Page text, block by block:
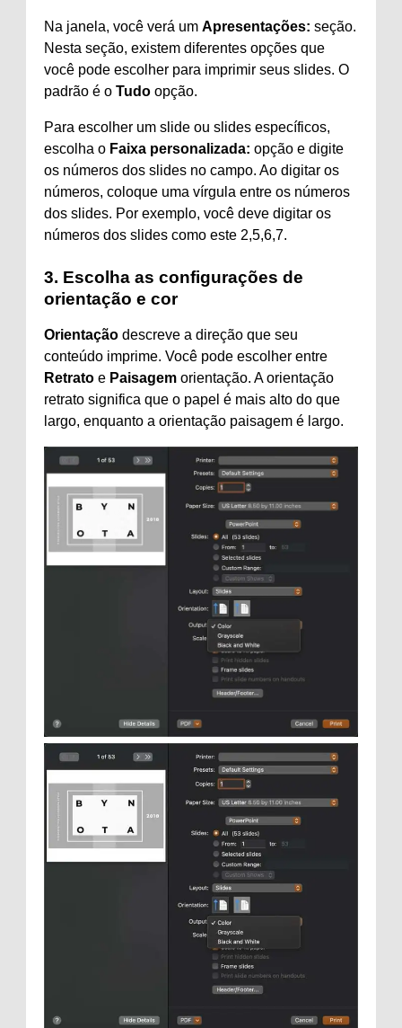
Na janela, você verá um Apresentações: seção.
Nesta seção, existem diferentes opções que
você pode escolher para imprimir seus slides. O
padrão é o Tudo opção.
Para escolher um slide ou slides específicos,
escolha o Faixa personalizada: opção e digite
os números dos slides no campo. Ao digitar os
números, coloque uma vírgula entre os números
dos slides. Por exemplo, você deve digitar os
números dos slides como este 2,5,6,7.
3. Escolha as configurações de
orientação e cor
Orientação descreve a direção que seu
conteúdo imprime. Você pode escolher entre
Retrato e Paisagem orientação. A orientação
retrato significa que o papel é mais alto do que
largo, enquanto a orientação paisagem é largo.